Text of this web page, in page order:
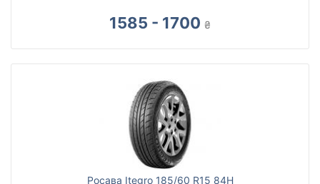
1585 - 1700 ₴
Росава Itegro 185/60 R15 84H